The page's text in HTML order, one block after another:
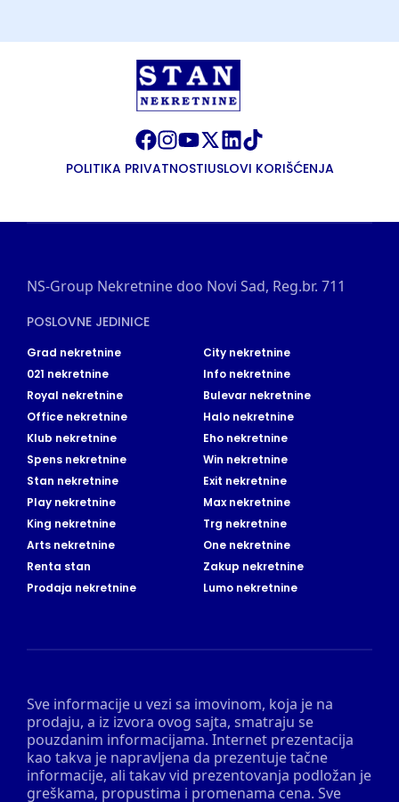
POLITIKA PRIVATNOSTIUSLOVI KORIŠĆENJA
Sve informacije u vezi sa imovinom, koja je na
prodaju, a iz izvora ovog sajta, smatraju se
pouzdanim informacijama. Internet prezentacija
kao takva je napravljena da prezentuje tačne
informacije, ali takav vid prezentovanja podložan je
greškama, propustima i promenama cena. Sve
NS-Group Nekretnine doo Novi Sad, Reg.br. 711
POSLOVNE JEDINICE
Grad nekretnine
City nekretnine
021 nekretnine
Info nekretnine
Royal nekretnine
Bulevar nekretnine
Office nekretnine
Halo nekretnine
Klub nekretnine
Eho nekretnine
Spens nekretnine
Win nekretnine
Stan nekretnine
Exit nekretnine
Play nekretnine
Max nekretnine
King nekretnine
Trg nekretnine
Arts nekretnine
One nekretnine
Renta stan
Zakup nekretnine
Prodaja nekretnine
Lumo nekretnine